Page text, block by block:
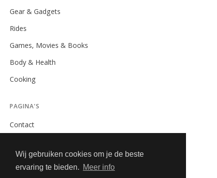
Wij gebruiken cookies om je de beste
ervaring te bieden. Meer info
Gear & Gadgets
Rides
Games, Movies & Books
Body & Health
Cooking
PAGINA'S
Contact
Algemene Voorwaarden